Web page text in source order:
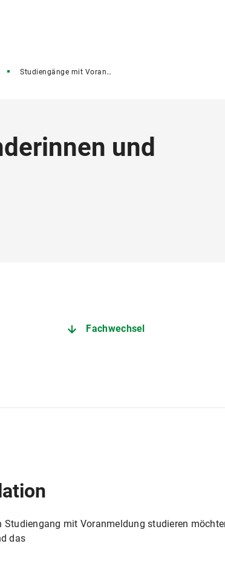
Studiengänge mit Voranmeldeverfahren
und
Fachwechsel
mit Voranmeldung studieren
das